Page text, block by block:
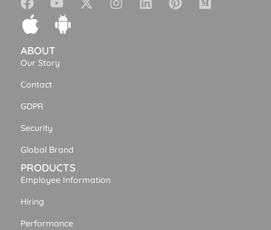
ABOUT
Our Story
Contact
GDPR
Security
Global Brand
PRODUCTS
Employee Information
Hiring
Performance